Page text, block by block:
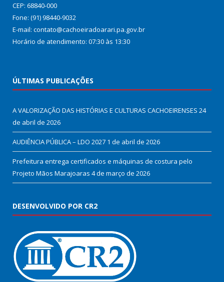
CEP: 68840-000
Fone: (91) 98440-9032
E-mail: contato@cachoeiradoarari.pa.gov.br
Horário de atendimento: 07:30 às 13:30
ÚLTIMAS PUBLICAÇÕES
A VALORIZAÇÃO DAS HISTÓRIAS E CULTURAS CACHOEIRENSES 24
de abril de 2026
AUDIÊNCIA PÚBLICA – LDO 2027 1 de abril de 2026
Prefeitura entrega certificados e máquinas de costura pelo
Projeto Mãos Marajoaras 4 de março de 2026
DESENVOLVIDO POR CR2